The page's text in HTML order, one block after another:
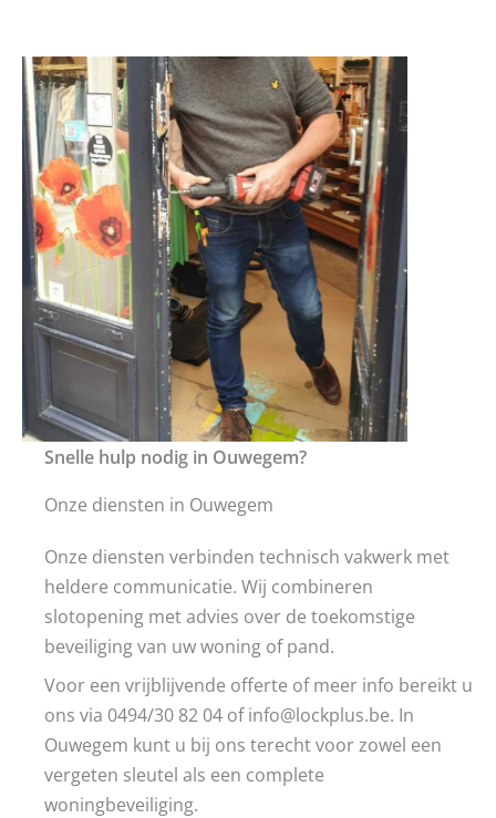
Snelle hulp nodig in Ouwegem?
Onze diensten in Ouwegem
Onze diensten verbinden technisch vakwerk met
heldere communicatie. Wij combineren
slotopening met advies over de toekomstige
beveiliging van uw woning of pand.
Voor een vrijblijvende offerte of meer info bereikt u
ons via 0494/30 82 04 of info@lockplus.be. In
Ouwegem kunt u bij ons terecht voor zowel een
vergeten sleutel als een complete
woningbeveiliging.